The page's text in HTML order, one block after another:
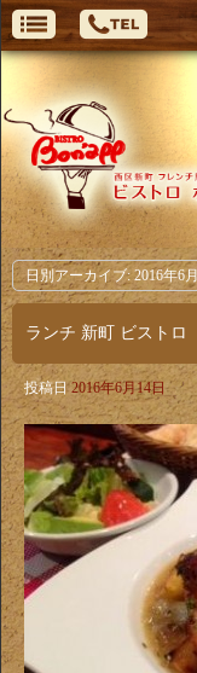
日別アーカイブ: 2016年6
ランチ 新町 ビストロ
投稿日 2016年6月14日